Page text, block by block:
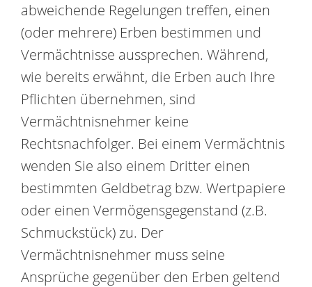
abweichende Regelungen treffen, einen
(oder mehrere) Erben bestimmen und
Vermächtnisse aussprechen. Während,
wie bereits erwähnt, die Erben auch Ihre
Pflichten übernehmen, sind
Vermächtnisnehmer keine
Rechtsnachfolger. Bei einem Vermächtnis
wenden Sie also einem Dritter einen
bestimmten Geldbetrag bzw. Wertpapiere
oder einen Vermögensgegenstand (z.B.
Schmuckstück) zu. Der
Vermächtnisnehmer muss seine
Ansprüche gegenüber den Erben geltend